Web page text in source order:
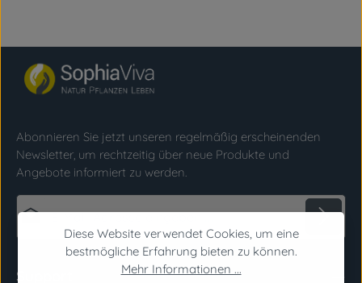
Abonnieren Sie jetzt unseren regelmäßig erscheinenden
Newsletter, um rechtzeitig über neue Produkte und
Angebote informiert zu werden.
E-Mail-Adresse*
Datenschutz
Die mit einem Stern (*) markierten Felder sind
Support
Diese Website verwendet Cookies, um eine
bestmögliche Erfahrung bieten zu können.
Mehr Informationen ...